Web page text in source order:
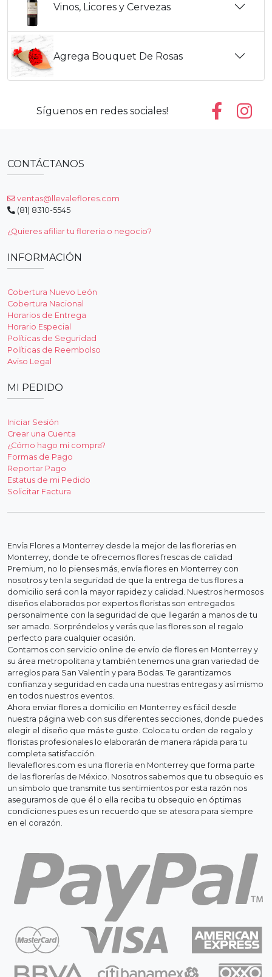
Vinos, Licores y Cervezas
Agrega Bouquet De Rosas
Síguenos en redes sociales!
CONTÁCTANOS
ventas@llevaleflores.com
(81) 8310-5545
¿Quieres afiliar tu floreria o negocio?
INFORMACIÓN
Cobertura Nuevo León
Cobertura Nacional
Horarios de Entrega
Horario Especial
Políticas de Seguridad
Políticas de Reembolso
Aviso Legal
MI PEDIDO
Iniciar Sesión
Crear una Cuenta
¿Cómo hago mi compra?
Formas de Pago
Reportar Pago
Estatus de mi Pedido
Solicitar Factura
Envía Flores a Monterrey desde la mejor de las florerias en
Monterrey, donde te ofrecemos flores frescas de calidad
Premium, no lo pienses más, envía flores en Monterrey con
nosotros y ten la seguridad de que la entrega de tus flores a
domicilio será con la mayor rapidez y calidad. Nuestros hermosos
diseños elaborados por expertos floristas son entregados
personalmente con la seguridad de que llegarán a manos de tu
ser amado. Sorpréndelos y verás que las flores son el regalo
perfecto para cualquier ocasión.
Contamos con servicio online de envío de flores en Monterrey y
su área metropolitana y también tenemos una gran variedad de
arreglos para San Valentín y para Bodas. Te garantizamos
confianza y seguridad en cada una nuestras entregas y así mismo
en todos nuestros eventos.
Ahora enviar flores a domicilio en Monterrey es fácil desde
nuestra página web con sus diferentes secciones, donde puedes
elegir el diseño que más te guste. Coloca tu orden de regalo y
floristas profesionales lo elaborarán de manera rápida para tu
completa satisfacción.
llevaleflores.com es una florería en Monterrey que forma parte
de las florerías de México. Nosotros sabemos que tu obsequio es
un símbolo que transmite tus sentimientos por esta razón nos
aseguramos de que él o ella reciba tu obsequio en óptimas
condiciones pues es un recuerdo que se atesora para siempre
en el corazón.